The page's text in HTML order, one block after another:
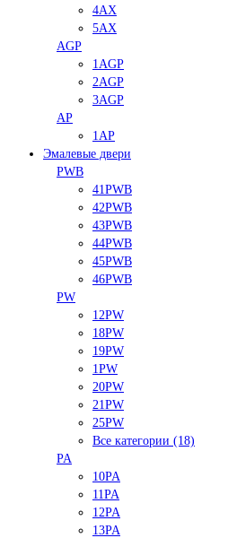
4AX
5AX
AGP
1AGP
2AGP
3AGP
AP
1AP
Эмалевые двери
PWB
41PWB
42PWB
43PWB
44PWB
45PWB
46PWB
PW
12PW
18PW
19PW
1PW
20PW
21PW
25PW
Все категории (18)
PA
10PA
11PA
12PA
13PA